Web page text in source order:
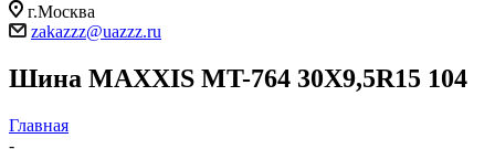
г.Москва
zakazzz@uazzz.ru
Шина MAXXIS MT-764 30X9,5R15 104
Главная
-